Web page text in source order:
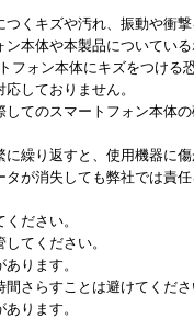
くキズや汚れ、振動や衝
本体や本製品についてい
フォン本体にキズをつける
しておりません。
てのスマートフォン本体
繰り返すと、使用機器に
が消失しても弊社では責
ださい。
てください。
ります。
さらすことは避けてくださ
ります。